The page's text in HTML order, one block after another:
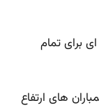
برای تمام
های ارتفاع